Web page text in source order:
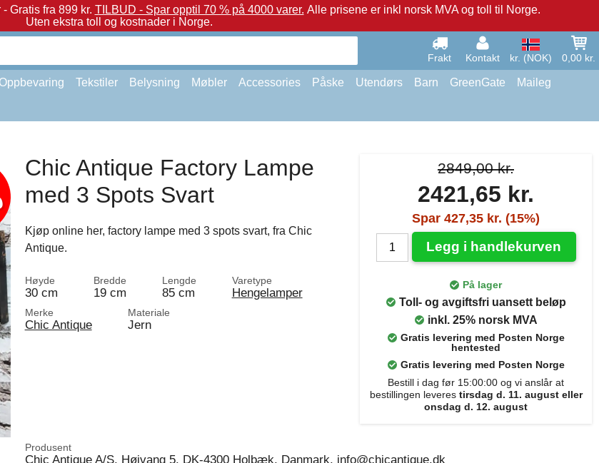
Gratis fra 899 kr. TILBUD - Spar opptil 70 % på 4000 varer. Alle prisene er inkl norsk MVA og toll til Norge.
Uten ekstra toll og kostnader i Norge.
Frakt Kontakt kr. (NOK) 0,00 kr.
Oppbevaring Tekstiler Belysning Møbler Accessories Påske Utendørs Barn GreenGate Maileg
2849,00 kr.
2421,65 kr.
Spar 427,35 kr. (15%)
Legg i handlekurven
På lager
Toll- og avgiftsfri uansett beløp
inkl. 25% norsk MVA
Gratis levering med Posten Norge
hentested
Gratis levering med Posten Norge
Bestill i dag før 15:00:00 og vi anslår at
bestillingen leveres tirsdag d. 11. august eller
onsdag d. 12. august
Chic Antique Factory Lampe
med 3 Spots Svart
Kjøp online her, factory lampe med 3 spots svart, fra Chic
Antique.
Høyde
30 cm
Bredde
19 cm
Lengde
85 cm
Varetype
Hengelamper
Merke
Chic Antique
Materiale
Jern
Produsent
Chic Antique A/S, Højvang 5, DK-4300 Holbæk, Danmark, info@chicantique.dk